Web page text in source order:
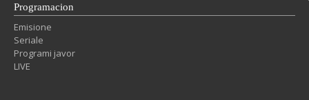
Programacion
Emisione
Seriale
Programi javor
LIVE